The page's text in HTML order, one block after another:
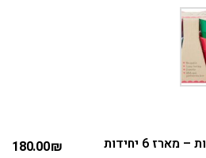
כוסות מלמין צבעוניות קטנות – מארז 6 יחידות 180.00₪